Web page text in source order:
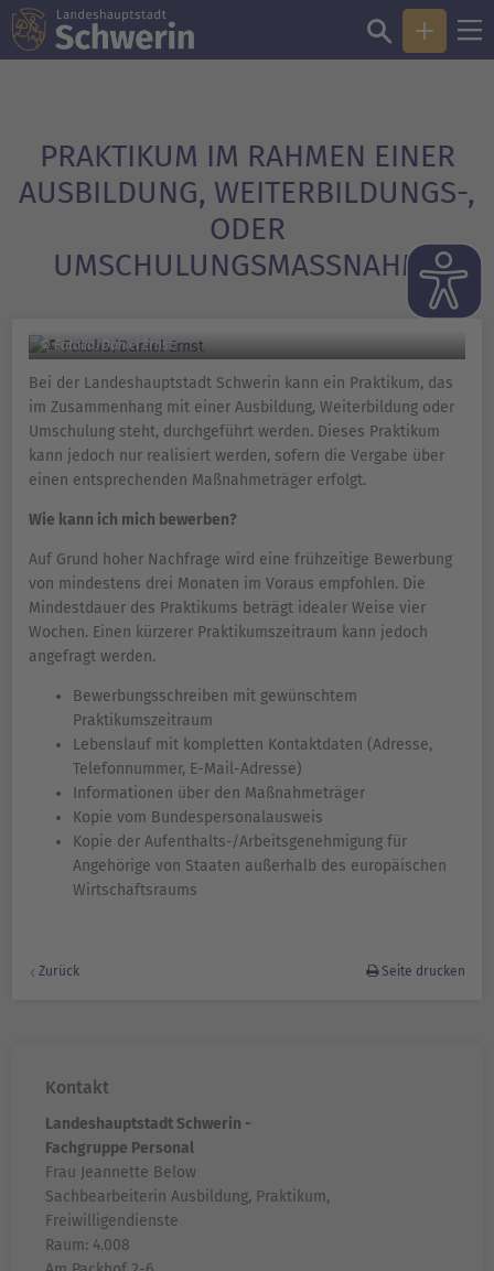
PRAKTIKUM IM RAHMEN EINER
AUSBILDUNG, WEITERBILDUNGS-,
ODER
UMSCHULUNGSMASSNAHME
© Fotolia/Daniel Ernst
Bei der Landeshauptstadt Schwerin kann ein Praktikum, das
im Zusammenhang mit einer Ausbildung, Weiterbildung oder
Umschulung steht, durchgeführt werden. Dieses Praktikum
kann jedoch nur realisiert werden, sofern die Vergabe über
einen entsprechenden Maßnahmeträger erfolgt.
Wie kann ich mich bewerben?
Auf Grund hoher Nachfrage wird eine frühzeitige Bewerbung
von mindestens drei Monaten im Voraus empfohlen. Die
Mindestdauer des Praktikums beträgt idealer Weise vier
Wochen. Einen kürzerer Praktikumszeitraum kann jedoch
angefragt werden.
Bewerbungsschreiben mit gewünschtem
Praktikumszeitraum
Lebenslauf mit kompletten Kontaktdaten (Adresse,
Telefonnummer, E-Mail-Adresse)
Informationen über den Maßnahmeträger
Kopie vom Bundespersonalausweis
Kopie der Aufenthalts-/Arbeitsgenehmigung für
Angehörige von Staaten außerhalb des europäischen
Wirtschaftsraums
Zurück Seite drucken
Kontakt
Landeshauptstadt Schwerin -
Fachgruppe Personal
Frau Jeannette Below
Sachbearbeiterin Ausbildung, Praktikum,
Freiwilligendienste
Raum: 4.008